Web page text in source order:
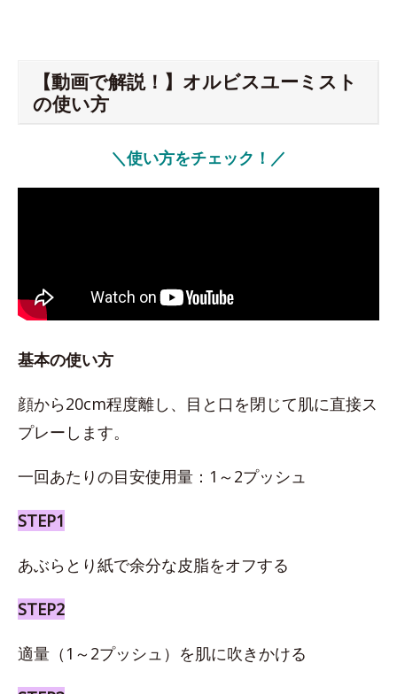
【動画で解説！】オルビスユーミスト
の使い方
＼使い方をチェック！／
基本の使い方
顔から20cm程度離し、目と口を閉じて肌に直接ス
プレーします。
一回あたりの目安使用量：1～2プッシュ
STEP1
あぶらとり紙で余分な皮脂をオフする
STEP2
適量（1～2プッシュ）を肌に吹きかける